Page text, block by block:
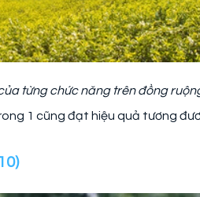
từng chức năng trên đồng
1 cũng đạt hiệu quả tương